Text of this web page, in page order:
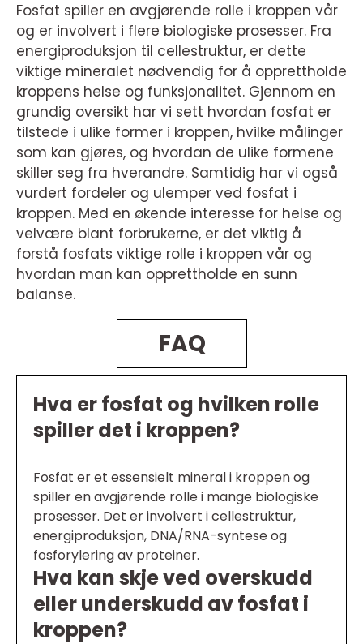
Fosfat spiller en avgjørende rolle i kroppen vår
og er involvert i flere biologiske prosesser. Fra
energiproduksjon til cellestruktur, er dette
viktige mineralet nødvendig for å opprettholde
kroppens helse og funksjonalitet. Gjennom en
grundig oversikt har vi sett hvordan fosfat er
tilstede i ulike former i kroppen, hvilke målinger
som kan gjøres, og hvordan de ulike formene
skiller seg fra hverandre. Samtidig har vi også
vurdert fordeler og ulemper ved fosfat i
kroppen. Med en økende interesse for helse og
velvære blant forbrukerne, er det viktig å
forstå fosfats viktige rolle i kroppen vår og
hvordan man kan opprettholde en sunn
balanse.
FAQ
Hva er fosfat og hvilken rolle
spiller det i kroppen?
Fosfat er et essensielt mineral i kroppen og
spiller en avgjørende rolle i mange biologiske
prosesser. Det er involvert i cellestruktur,
energiproduksjon, DNA/RNA-syntese og
fosforylering av proteiner.
Hva kan skje ved overskudd
eller underskudd av fosfat i
kroppen?